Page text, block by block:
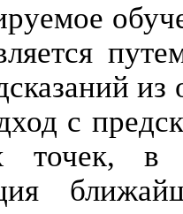
с
точек, в